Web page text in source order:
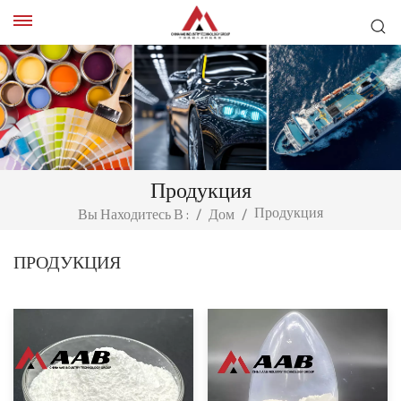
Продукция
Вы Находитесь В : / Дом / Продукция
ПРОДУКЦИЯ